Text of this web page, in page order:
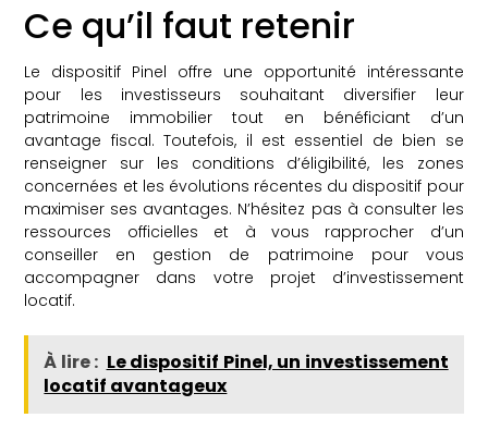
Ce qu’il faut retenir
Le dispositif Pinel offre une opportunité intéressante
pour les investisseurs souhaitant diversifier leur
patrimoine immobilier tout en bénéficiant d’un
avantage fiscal. Toutefois, il est essentiel de bien se
renseigner sur les conditions d’éligibilité, les zones
concernées et les évolutions récentes du dispositif pour
maximiser ses avantages. N’hésitez pas à consulter les
ressources officielles et à vous rapprocher d’un
conseiller en gestion de patrimoine pour vous
accompagner dans votre projet d’investissement
locatif.
À lire : Le dispositif Pinel, un investissement
locatif avantageux